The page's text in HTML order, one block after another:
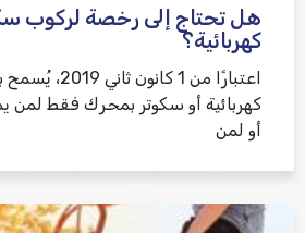
هل تحتاج إلى رخصة لركوب
كهربائية؟
اعتبارًا من 1
كهربائية أو سكوتر بمحرك فقط لمن
أو لمن